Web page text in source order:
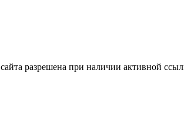
разрешена при наличии активной